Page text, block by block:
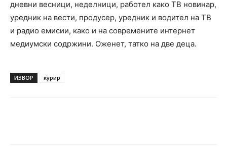
дневни весници, неделници, работел како ТВ новинар,
уредник на вести, продусер, уредник и водител на ТВ
и радио емисии, како и на современите интернет
медиумски содржини. Оженет, татко на две деца.
ИЗВОР курир